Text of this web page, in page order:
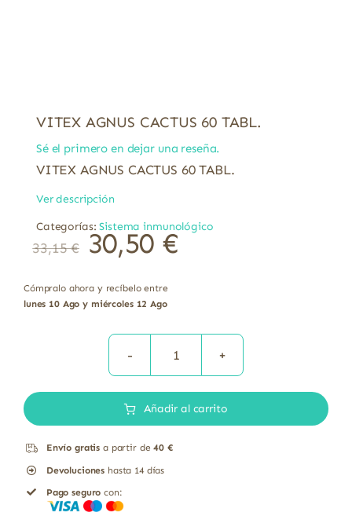
VITEX AGNUS CACTUS 60 TABL.
Sé el primero en dejar una reseña.
VITEX AGNUS CACTUS 60 TABL.
Ver descripción
Categorías:Sistema inmunológico
33,15€ 30,50 €
Cómpralo ahora y recíbelo entre
lunes 10 Ago y miércoles 12 Ago
VITEX
CACTUS
Añadir al carrito
Envío gratis a partir de40 €
Devoluciones hasta 14 días
Pago seguro con: